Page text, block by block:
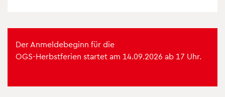
Der Anmel­de­be­ginn für die
OGS-Herbst­fe­rien star­tet am 14.09.2026 ab 17 Uhr.